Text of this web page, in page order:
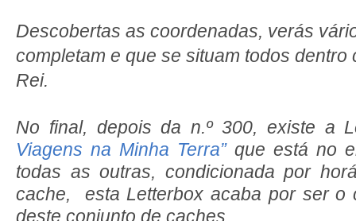
Descobertas as coordenadas, verás
completam e que se situam todos dentro
Rei.
No final, depois da n.º 300, existe a
Viagens na Minha Terra” que está no
todas as outras, condicionada por
cache, esta Letterbox acaba por ser o
deste conjunto de caches.